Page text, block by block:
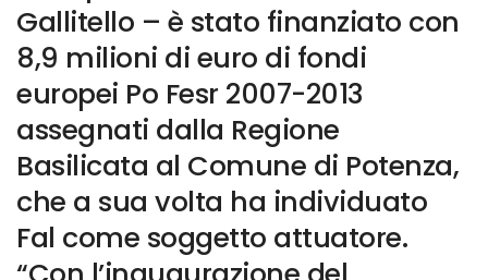
Gallitello – è stato finanziato con
8,9 milioni di euro di fondi
europei Po Fesr 2007-2013
assegnati dalla Regione
Basilicata al Comune di Potenza,
che a sua volta ha individuato
Fal come soggetto attuatore.